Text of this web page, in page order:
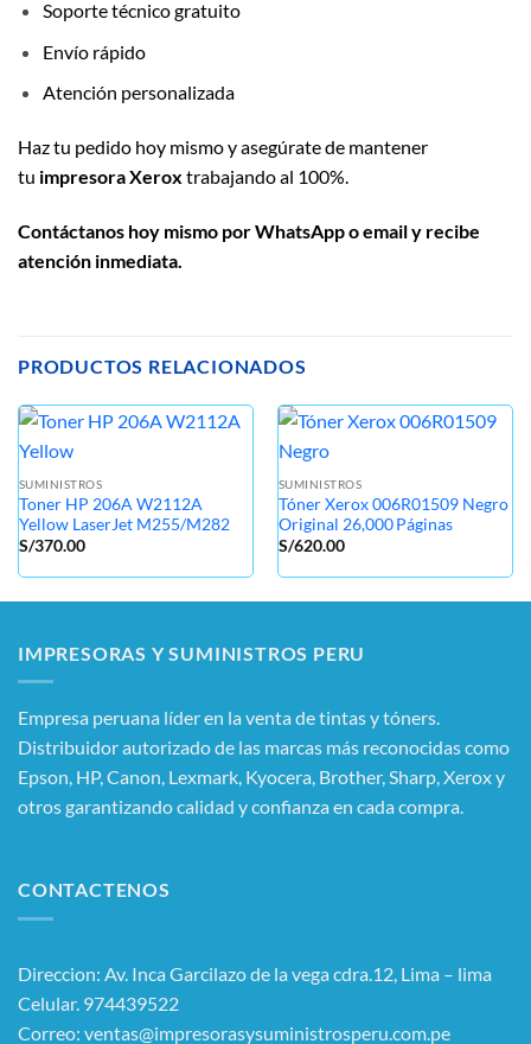
Soporte técnico gratuito
Envío rápido
Atención personalizada
Haz tu pedido hoy mismo y asegúrate de mantener
tu impresora Xerox trabajando al 100%.
Contáctanos hoy mismo por WhatsApp o email y recibe
atención inmediata.
PRODUCTOS RELACIONADOS
SUMINISTROS
Toner HP 206A W2112A
Yellow LaserJet M255/M282
S/370.00
SUMINISTROS
Tóner Xerox 006R01509 Negro
Original 26,000 Páginas
S/620.00
IMPRESORAS Y SUMINISTROS PERU
Empresa peruana líder en la venta de tintas y tóners.
Distribuidor autorizado de las marcas más reconocidas como
Epson, HP, Canon, Lexmark, Kyocera, Brother, Sharp, Xerox y
otros garantizando calidad y confianza en cada compra.
CONTACTENOS
Direccion: Av. Inca Garcilazo de la vega cdra.12, Lima – lima
Celular. 974439522
Correo: ventas@impresorasysuministrosperu.com.pe